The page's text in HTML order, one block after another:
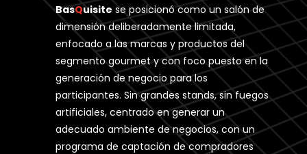
BasQuisite se posicionó como un salón de
dimensión deliberadamente limitada,
enfocado a las marcas y productos del
segmento gourmet y con foco puesto en la
generación de negocio para los
participantes. Sin grandes stands, sin fuegos
artificiales, centrado en generar un
adecuado ambiente de negocios, con un
programa de captación de compradores